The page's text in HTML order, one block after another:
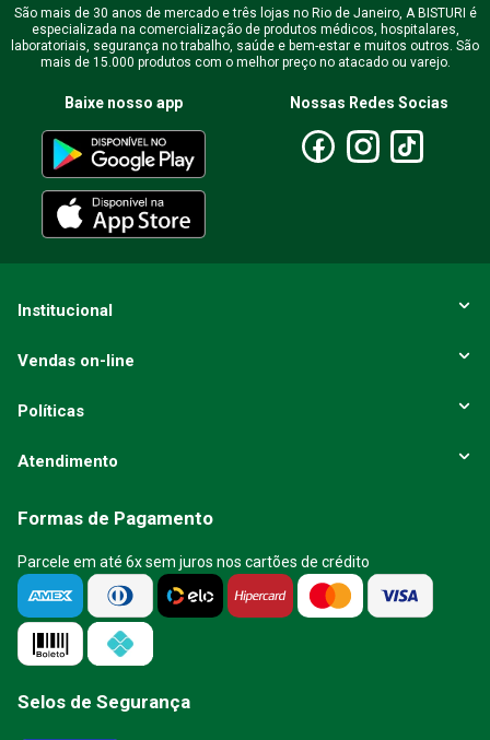
São mais de 30 anos de mercado e três lojas no Rio de Janeiro, A BISTURI é
especializada na comercialização de produtos médicos, hospitalares,
laboratoriais, segurança no trabalho, saúde e bem-estar e muitos outros. São
mais de 15.000 produtos com o melhor preço no atacado ou varejo.
Baixe nosso app Nossas Redes Socias
Institucional
Vendas on-line
Políticas
Atendimento
Formas de Pagamento
Parcele em até 6x sem juros nos cartões de crédito
Selos de Segurança